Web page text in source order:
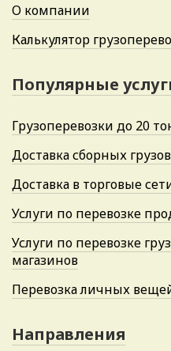
О компании
Калькулятор
Популярные
Грузоперевозки до 20
Доставка сборных грузов
Доставка в торговые
Услуги по перевозке
Услуги по перевозке
магазинов
Перевозка личных
Направления